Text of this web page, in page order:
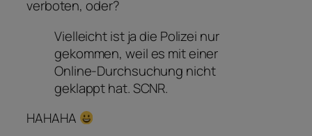
verboten, oder?
Vielleicht ist ja die Polizei nur
gekommen, weil es mit einer
Online-Durchsuchung nicht
geklappt hat. SCNR.
HAHAHA